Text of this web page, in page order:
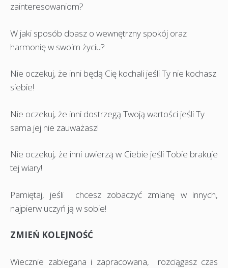
zainteresowaniom?
W jaki sposób dbasz o wewnętrzny spokój oraz
harmonię w swoim życiu?
Nie oczekuj, że inni będą Cię kochali jeśli Ty nie kochasz
siebie!
Nie oczekuj, że inni dostrzegą Twoją wartości jeśli Ty
sama jej nie zauważasz!
Nie oczekuj, że inni uwierzą w Ciebie jeśli Tobie brakuje
tej wiary!
Pamiętaj, jeśli chcesz zobaczyć zmianę w innych,
najpierw uczyń ją w sobie!
ZMIEŃ KOLEJNOŚĆ
Wiecznie zabiegana i zapracowana, rozciągasz czas